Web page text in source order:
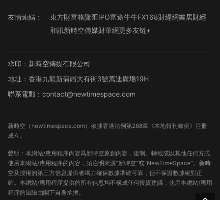
友情連結： 東方財富格隆匯IPO富途牛牛FX168財經網樂居財經
和訊新時空傳媒財華網更多友链+
承印：新時空傳媒有限公司
地址：香港九龍新蒲崗大有街3號萬迪廣場19H
聯系電郵：contact@newtimespace.com
新時空（ newtimespace.com）依據香港法例第268章《本地報刊條例》注冊
成立。
聲明：本網站/應用程序內容爲新時空原創內容，復制、轉載或以其他任何方式
使用本網站/應用程序的內容，須注明來源“新時空”或“NewTimeSpace”。新時
空及授權的第三方信息提供者竭力確保數據準確可靠，但不保證數據絕對正
確。本網站/應用程序提供的所有信息均不構成任何投資建議，使用本網站/應用
程序的風險由閣下自身承擔。